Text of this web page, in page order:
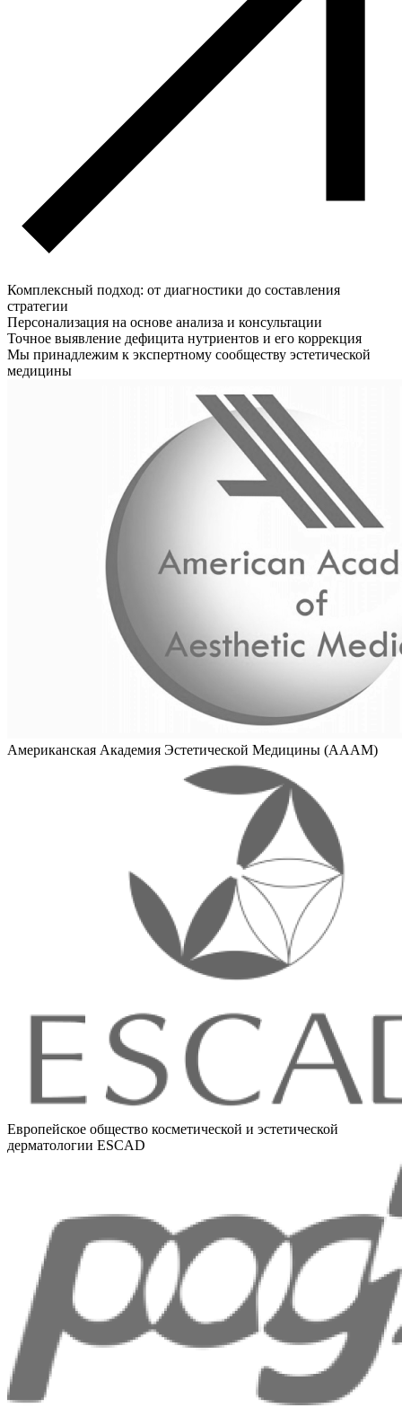
Комплексный подход: от диагностики до составления
стратегии
Персонализация на основе анализа и консультации
Точное выявление дефицита нутриентов и его коррекция
Мы принадлежим к экспертному сообществу эстетической
медицины
Американская Академия Эстетической Медицины (AAAM)
Европейское общество косметической и эстетической
дерматологии ESCAD